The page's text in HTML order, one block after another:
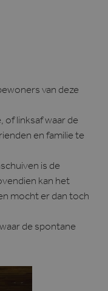
van deze
linksaf waar de
en familie te
is de
kan het
mocht er dan toch
de spontane